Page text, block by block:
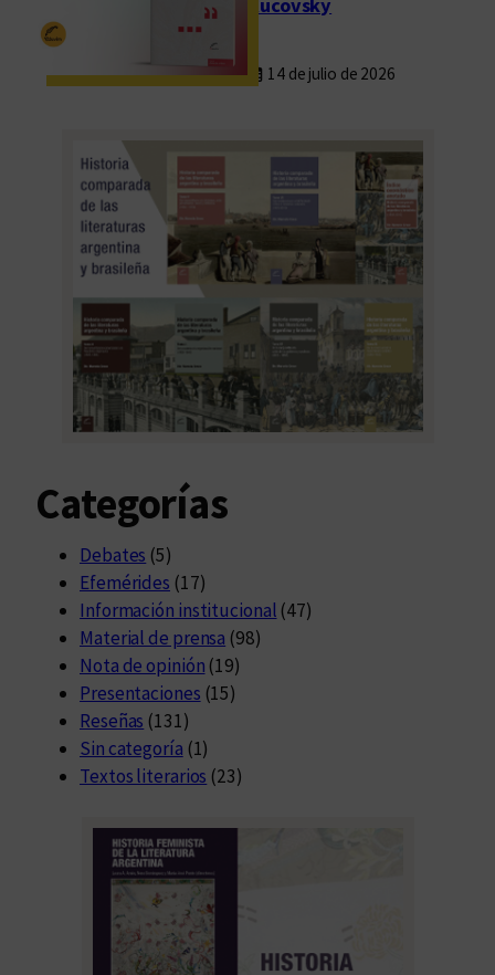
Rucovsky
14 de julio de 2026
Categorías
Debates (5)
Efemérides (17)
Información institucional (47)
Material de prensa (98)
Nota de opinión (19)
Presentaciones (15)
Reseñas (131)
Sin categoría (1)
Textos literarios (23)